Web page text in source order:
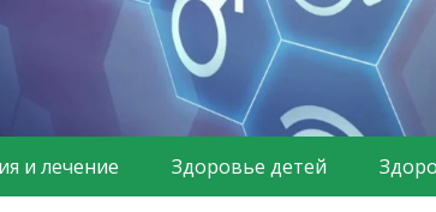
и лечение Здоровье детей